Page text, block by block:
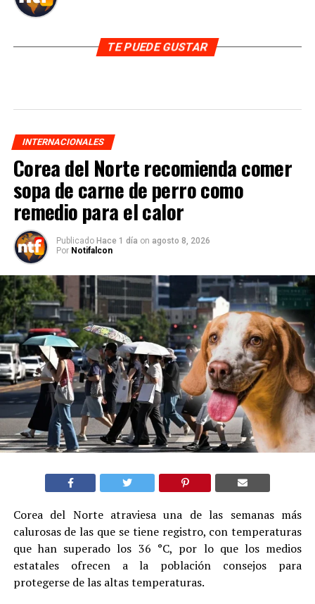
TE PUEDE GUSTAR
INTERNACIONALES
Corea del Norte recomienda comer
sopa de carne de perro como
remedio para el calor
Publicado Hace 1 día on agosto 8, 2026
Por Notifalcon
Corea del Norte atraviesa una de las semanas más
calurosas de las que se tiene registro, con temperaturas
que han superado los 36 °C, por lo que los medios
estatales ofrecen a la población consejos para
protegerse de las altas temperaturas.